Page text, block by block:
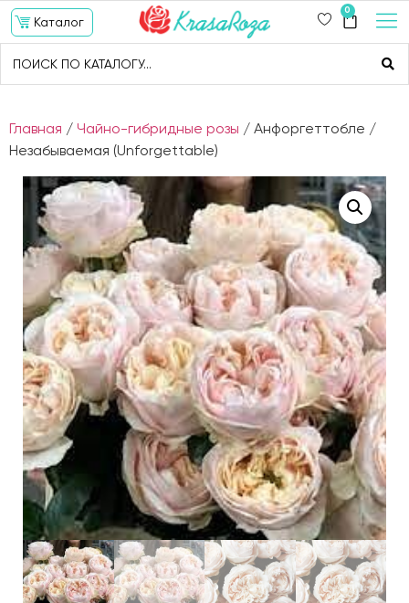
Каталог
0
Главная / Чайно-гибридные розы / Анфоргеттобле /
Незабываемая (Unforgettable)